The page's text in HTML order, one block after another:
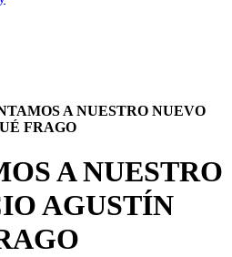
A NUESTRO NUEVO
FRAGO
A NUESTRO
AGUSTÍN